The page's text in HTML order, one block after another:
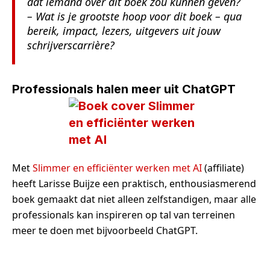
– Wat is je grootste hoop voor dit boek – qua
bereik, impact, lezers, uitgevers uit jouw
schrijverscarrière?
Professionals halen meer uit ChatGPT
MetSlimmer en efficiënter werken met AI(affiliate)
heeft Larisse Buijze een praktisch, enthousiasmerend
boek gemaakt dat niet alleen zelfstandigen, maar alle
professionals kan inspireren op tal van terreinen
meer te doen met bijvoorbeeld ChatGPT.